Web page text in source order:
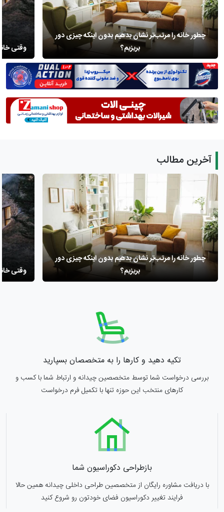
چطور خانه را مرتب‌تر نشان بدهیم بدون اینکه چیزی دور
بریزیم؟
وقتی
آخرین مطالب
چطور خانه را مرتب‌تر نشان بدهیم بدون اینکه چیزی دور
بریزیم؟
وقتی
تکیه دهید و کارها را به متخصصان بسپارید
بررسی درخواست شما توسط متخصصین چیدانه و ارتباط شما با کسب و
کارهای منتخب این حوزه تنها با تکمیل فرم درخواست
بازطراحی دکوراسیون شما
با دریافت مشاوره رایگان از متخصصین طراحی داخلی چیدانه همین حالا
فرایند تغییر دکوراسیون فضای خودتون رو شروع کنید